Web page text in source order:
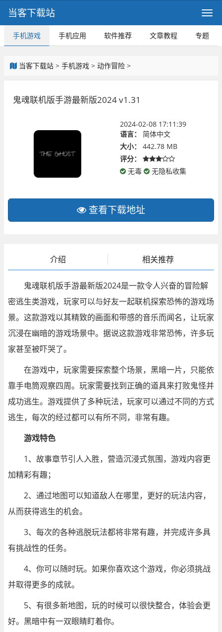
当客下载站
手机游戏 手机应用 软件推荐 文章教程 专题
当客下载站 > 手机游戏 > 动作冒险 >
鬼魂联机版手游最新版2024 v1.31
2024-02-08 17:11:39
语言：
简体中文
大小：
442.78 MB
评分：
无毒
无隐私收集
查看下载地址
介绍 相关推荐
鬼魂联机版手游最新版2024是一款令人兴奋的冒险解
密逃生类游戏，玩家可以与好友一起联机探索恐怖的游戏场
景。这款游戏以其精致的画面和带感的音乐而闻名，让玩家
沉浸在幽暗的游戏场景中。据说这款游戏非常恐怖，许多玩
家甚至被吓哭了。
在游戏中，玩家需要探索整个场景，黑暗一片，只能依
靠手电筒观察四周。玩家需要找到正确的道具来打败鬼怪并
成功逃生。游戏提供了多种玩法，玩家可以通过不同的方式
逃生，每次的经过都可以有所不同，非常有趣。
游戏特色
1、故事章节引人入胜，营造沉浸式氛围，游戏内容更
加精彩有趣；
2、通过地图可以知道敌人在哪里，更好的玩法内容，
从而获得逃生的机会。
3、每次的各种逃脱玩法都将非常有趣，并完成许多具
有挑战性的任务。
4、你可以随时玩。如果你喜欢这个游戏，你必须挑战
并取得更多的成就。
5、有很多新地图，玩的时候可以很快整合，体验会更
好。黑暗中有一双眼睛盯着你。